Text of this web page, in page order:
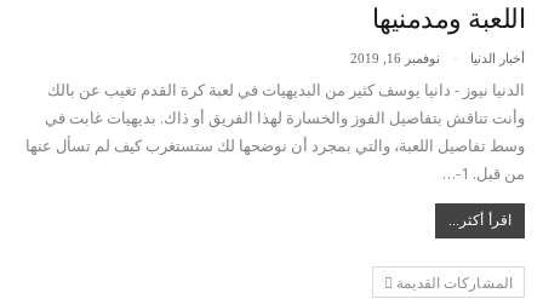
اللعبة ومدمنيها
أخبار الدنيا نوفمبر 16, 2019
الدنيا نيوز - دانيا يوسف كثير من البديهيات في لعبة كرة القدم تغيب عن بالك
وأنت تناقش بتفاصيل الفوز والخسارة لهذا الفريق أو ذاك. بديهيات غابت في
وسط تفاصيل اللعبة، والتي بمجرد أن نوضحها لك ستستغرب كيف لم تسأل عنها
من قبل. 1-…
اقرأ أكثر...
المشاركات القديمة